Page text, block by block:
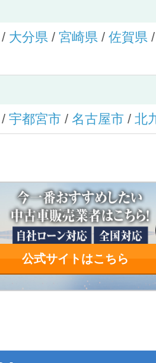
大分県/ 宮崎県/ 佐賀県
/ 宇都宮市 / 名古屋市 / 北
公式サイトはこちら